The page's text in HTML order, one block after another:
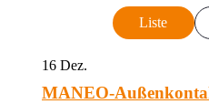
Liste
16 Dez.
MANEO-